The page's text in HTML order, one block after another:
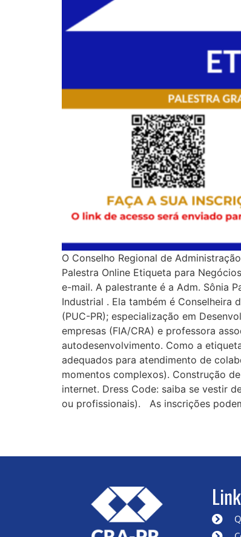
O Conselho Regional de
Palestra Online Etiqueta para
e-mail. A palestrante é a Adm. Sônia
Industrial . Ela também é Conselheira
(PUC-PR); especialização em
empresas (FIA/CRA) e professora
autodesenvolvimento. Como a
adequados para atendimento de
momentos complexos). Construção
internet. Dress Code: saiba se vestir
ou profissionais). As inscrições